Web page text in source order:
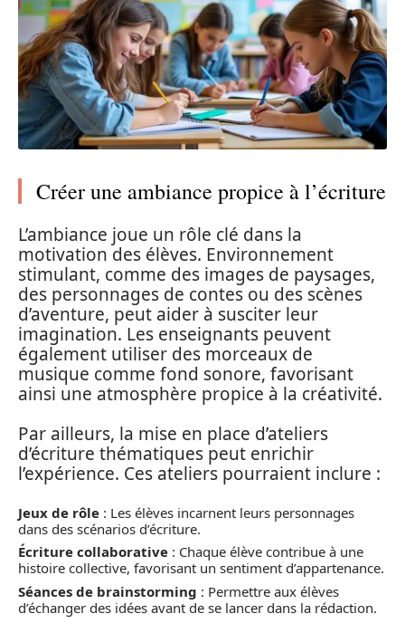
Créer une ambiance propice à l’écriture
L’ambiance joue un rôle clé dans la
motivation des élèves. Environnement
stimulant, comme des images de paysages,
des personnages de contes ou des scènes
d’aventure, peut aider à susciter leur
imagination. Les enseignants peuvent
également utiliser des morceaux de
musique comme fond sonore, favorisant
ainsi une atmosphère propice à la créativité.
Par ailleurs, la mise en place d’ateliers
d’écriture thématiques peut enrichir
l’expérience. Ces ateliers pourraient inclure :
Jeux de rôle : Les élèves incarnent leurs personnages
dans des scénarios d’écriture.
Écriture collaborative : Chaque élève contribue à une
histoire collective, favorisant un sentiment d’appartenance.
Séances de brainstorming : Permettre aux élèves
d’échanger des idées avant de se lancer dans la rédaction.